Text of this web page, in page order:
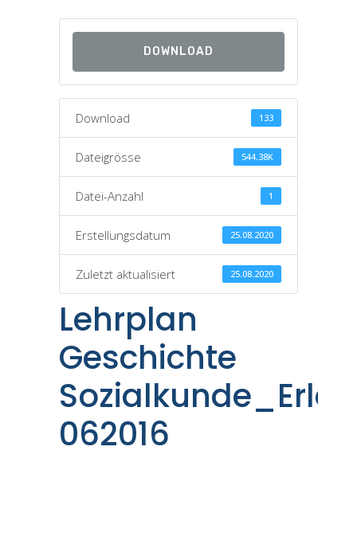
DOWNLOAD
Download 133
Dateigrösse 544.38K
Datei-Anzahl 1
Erstellungsdatum 25.08.2020
Zuletzt aktualisiert 25.08.2020
Lehrplan
Geschichte
062016